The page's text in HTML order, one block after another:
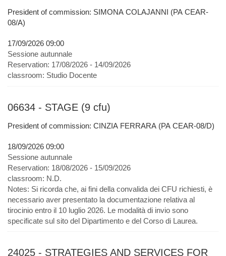
President of commission: SIMONA COLAJANNI (PA CEAR-
08/A)
17/09/2026 09:00
Sessione autunnale
Reservation: 17/08/2026 - 14/09/2026
classroom: Studio Docente
06634 - STAGE (9 cfu)
President of commission: CINZIA FERRARA (PA CEAR-08/D)
18/09/2026 09:00
Sessione autunnale
Reservation: 18/08/2026 - 15/09/2026
classroom: N.D.
Notes: Si ricorda che, ai fini della convalida dei CFU richiesti, è
necessario aver presentato la documentazione relativa al
tirocinio entro il 10 luglio 2026. Le modalità di invio sono
specificate sul sito del Dipartimento e del Corso di Laurea.
24025 - STRATEGIES AND SERVICES FOR